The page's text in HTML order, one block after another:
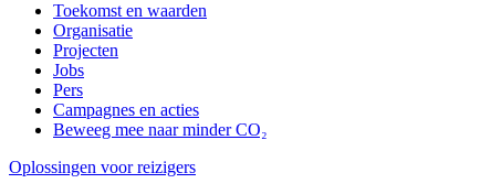
Toekomst en waarden
Organisatie
Projecten
Jobs
Pers
Campagnes en acties
Beweeg mee naar minder CO₂
Oplossingen voor reizigers